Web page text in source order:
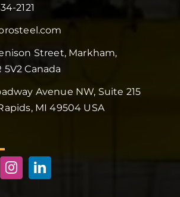
2121
Street, Markham,
5V2 Canada
Avenue NW, Suite 215
MI 49504 USA